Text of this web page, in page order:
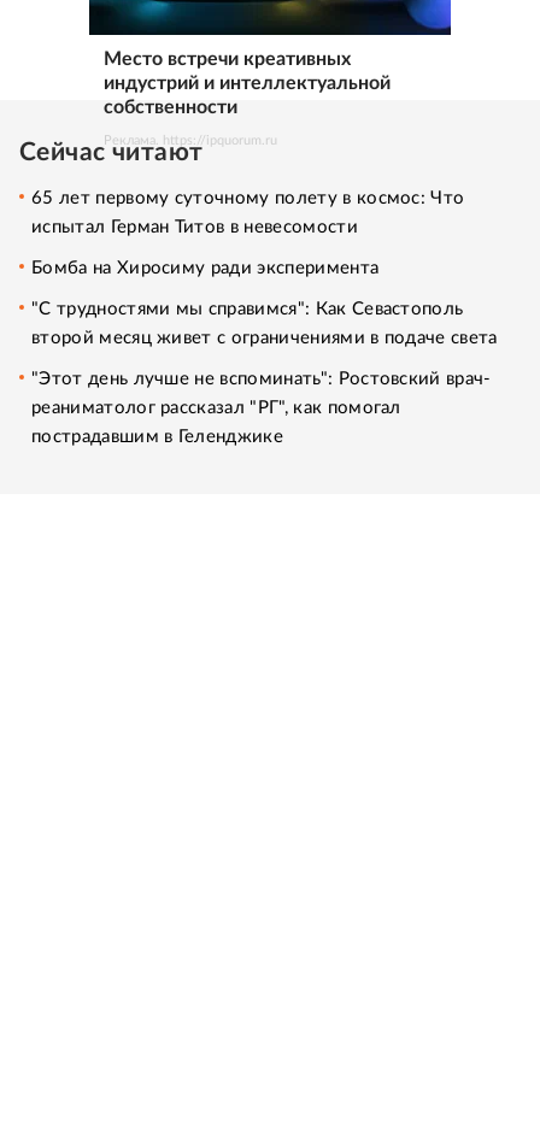
Место встречи креативных
индустрий и интеллектуальной
собственности
Реклама. https://ipquorum.ru
Сейчас читают
65 лет первому суточному полету в космос: Что
испытал Герман Титов в невесомости
Бомба на Хиросиму ради эксперимента
"С трудностями мы справимся": Как Севастополь
второй месяц живет с ограничениями в подаче света
"Этот день лучше не вспоминать": Ростовский врач-
реаниматолог рассказал "РГ", как помогал
пострадавшим в Геленджике